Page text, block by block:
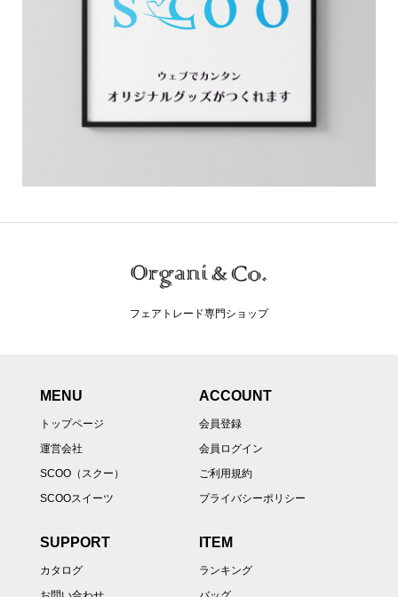
フェアトレード専門ショップ
MENU
トップページ
運営会社
SCOO（スクー）
SCOOスイーツ
ACCOUNT
会員登録
会員ログイン
ご利用規約
プライバシーポリシー
SUPPORT
カタログ
ITEM
ランキング